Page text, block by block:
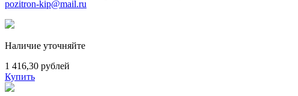
pozitron-kip@mail.ru
Наличие уточняйте
1 416,30 рублей
Купить